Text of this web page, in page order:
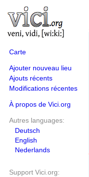
Carte
Ajouter nouveau lieu
Ajouts récents
Modifications récentes
À propos de Vici.org
Autres languages:
Deutsch
English
Nederlands
Support Vici.org: